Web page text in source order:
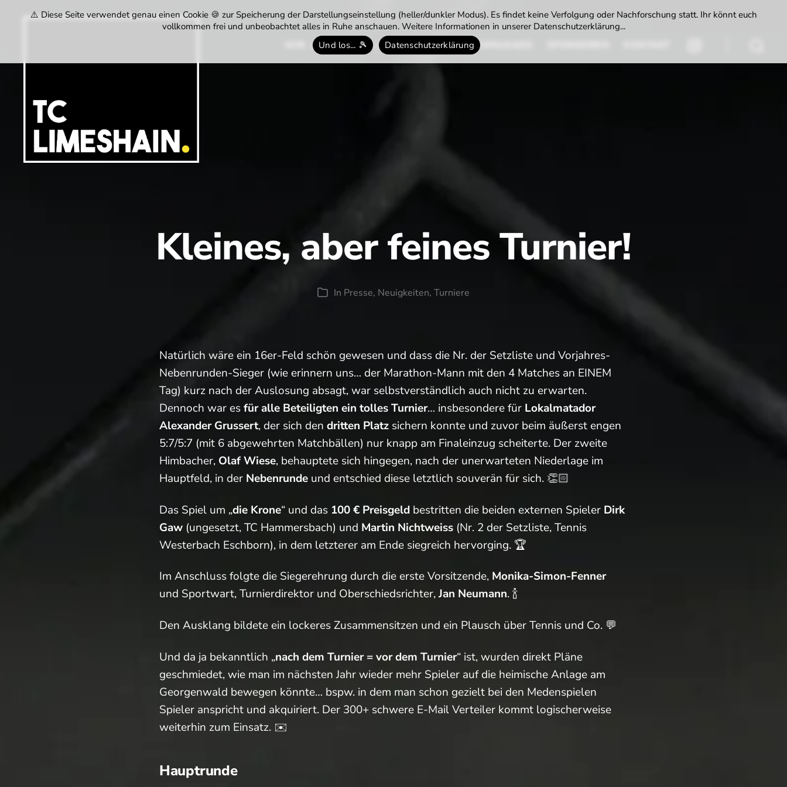
TENNIS TERMINE DOWNLOADS
Kleines, aber feines Turnier!
Kategorien
In Presse, Neuigkeiten, Turniere
Natürlich wäre ein 16er-Feld schön gewesen und dass die Nr. der Setzliste und Vorjahres-
Nebenrunden-Sieger (wie erinnern uns… der Marathon-Mann mit den 4 Matches an EINEM
Tag) kurz nach der Auslosung absagt, war selbstverständlich auch nicht zu erwarten.
Dennoch war esfür alle Beteiligten ein tolles Turnier… insbesondere für Lokalmatador
Alexander Grussert, der sich den dritten Platz sichern konnte und zuvor beim äußerst engen
5:7/5:7 (mit 6 abgewehrten Matchbällen) nur knapp am Finaleinzug scheiterte. Der zweite
Himbacher, Olaf Wiese, behauptete sich hingegen, nach der unerwarteten Niederlage im
Hauptfeld, in der Nebenrunde und entschied diese letztlich souverän für sich. 👏🏻
Das Spiel um „die Krone“ und das 100 € Preisgeld bestritten die beiden externen Spieler Dirk
Gaw (ungesetzt, TC Hammersbach) und Martin Nichtweiss (Nr. 2 der Setzliste, Tennis
Westerbach Eschborn), in dem letzterer am Ende siegreich hervorging. 🏆
Im Anschluss folgte die Siegerehrung durch die erste Vorsitzende, Monika-Simon-Fenner
und Sportwart, Turnierdirektor und Oberschiedsrichter,Jan Neumann. 🍾
Den Ausklang bildete ein lockeres Zusammensitzen und ein Plausch über Tennis und Co. 💬
Und da ja bekanntlich „nach dem Turnier = vor dem Turnier“ ist, wurden direkt Pläne
geschmiedet, wie man im nächsten Jahr wieder mehr Spieler auf die heimische Anlage am
Georgenwald bewegen könnte… bspw. in dem man schon gezielt bei den Medenspielen
Spieler anspricht und akquiriert. Der 300+ schwere E-Mail Verteiler kommt logischerweise
weiterhin zum Einsatz. ✉️
Hauptrunde
⚠️ Diese Seite verwendet genau einen Cookie 🍪 zur Speicherung der Darstellungseinstellung (heller/dunkler Modus). Es findet keine Verfolgung oder Nachforschung statt. Ihr könnt euch
vollkommen frei und unbeobachtet alles in Ruhe anschauen. Weitere Informationen in unserer Datenschutzerklärung...
Und los... 🎾
Datenschutzerklärung